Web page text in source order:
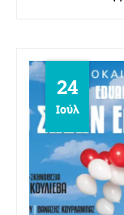
Ελλάδα, στις
24
Ιούλ